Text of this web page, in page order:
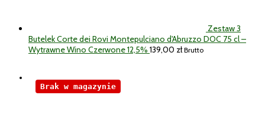
Zestaw 3
Butelek Corte dei Rovi Montepulciano d'Abruzzo DOC 75 cl –
Wytrawne Wino Czerwone 12,5% 139,00 zł Brutto
Brak w magazynie